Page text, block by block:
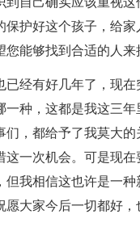
保护好这个孩子，给
您能够找到合适的人来
已经有好几年了，现
一种，这都是我这三
们，都给予了我莫大
这一次机会。可是现
但我相信这也许是一
愿大家今后一切都好